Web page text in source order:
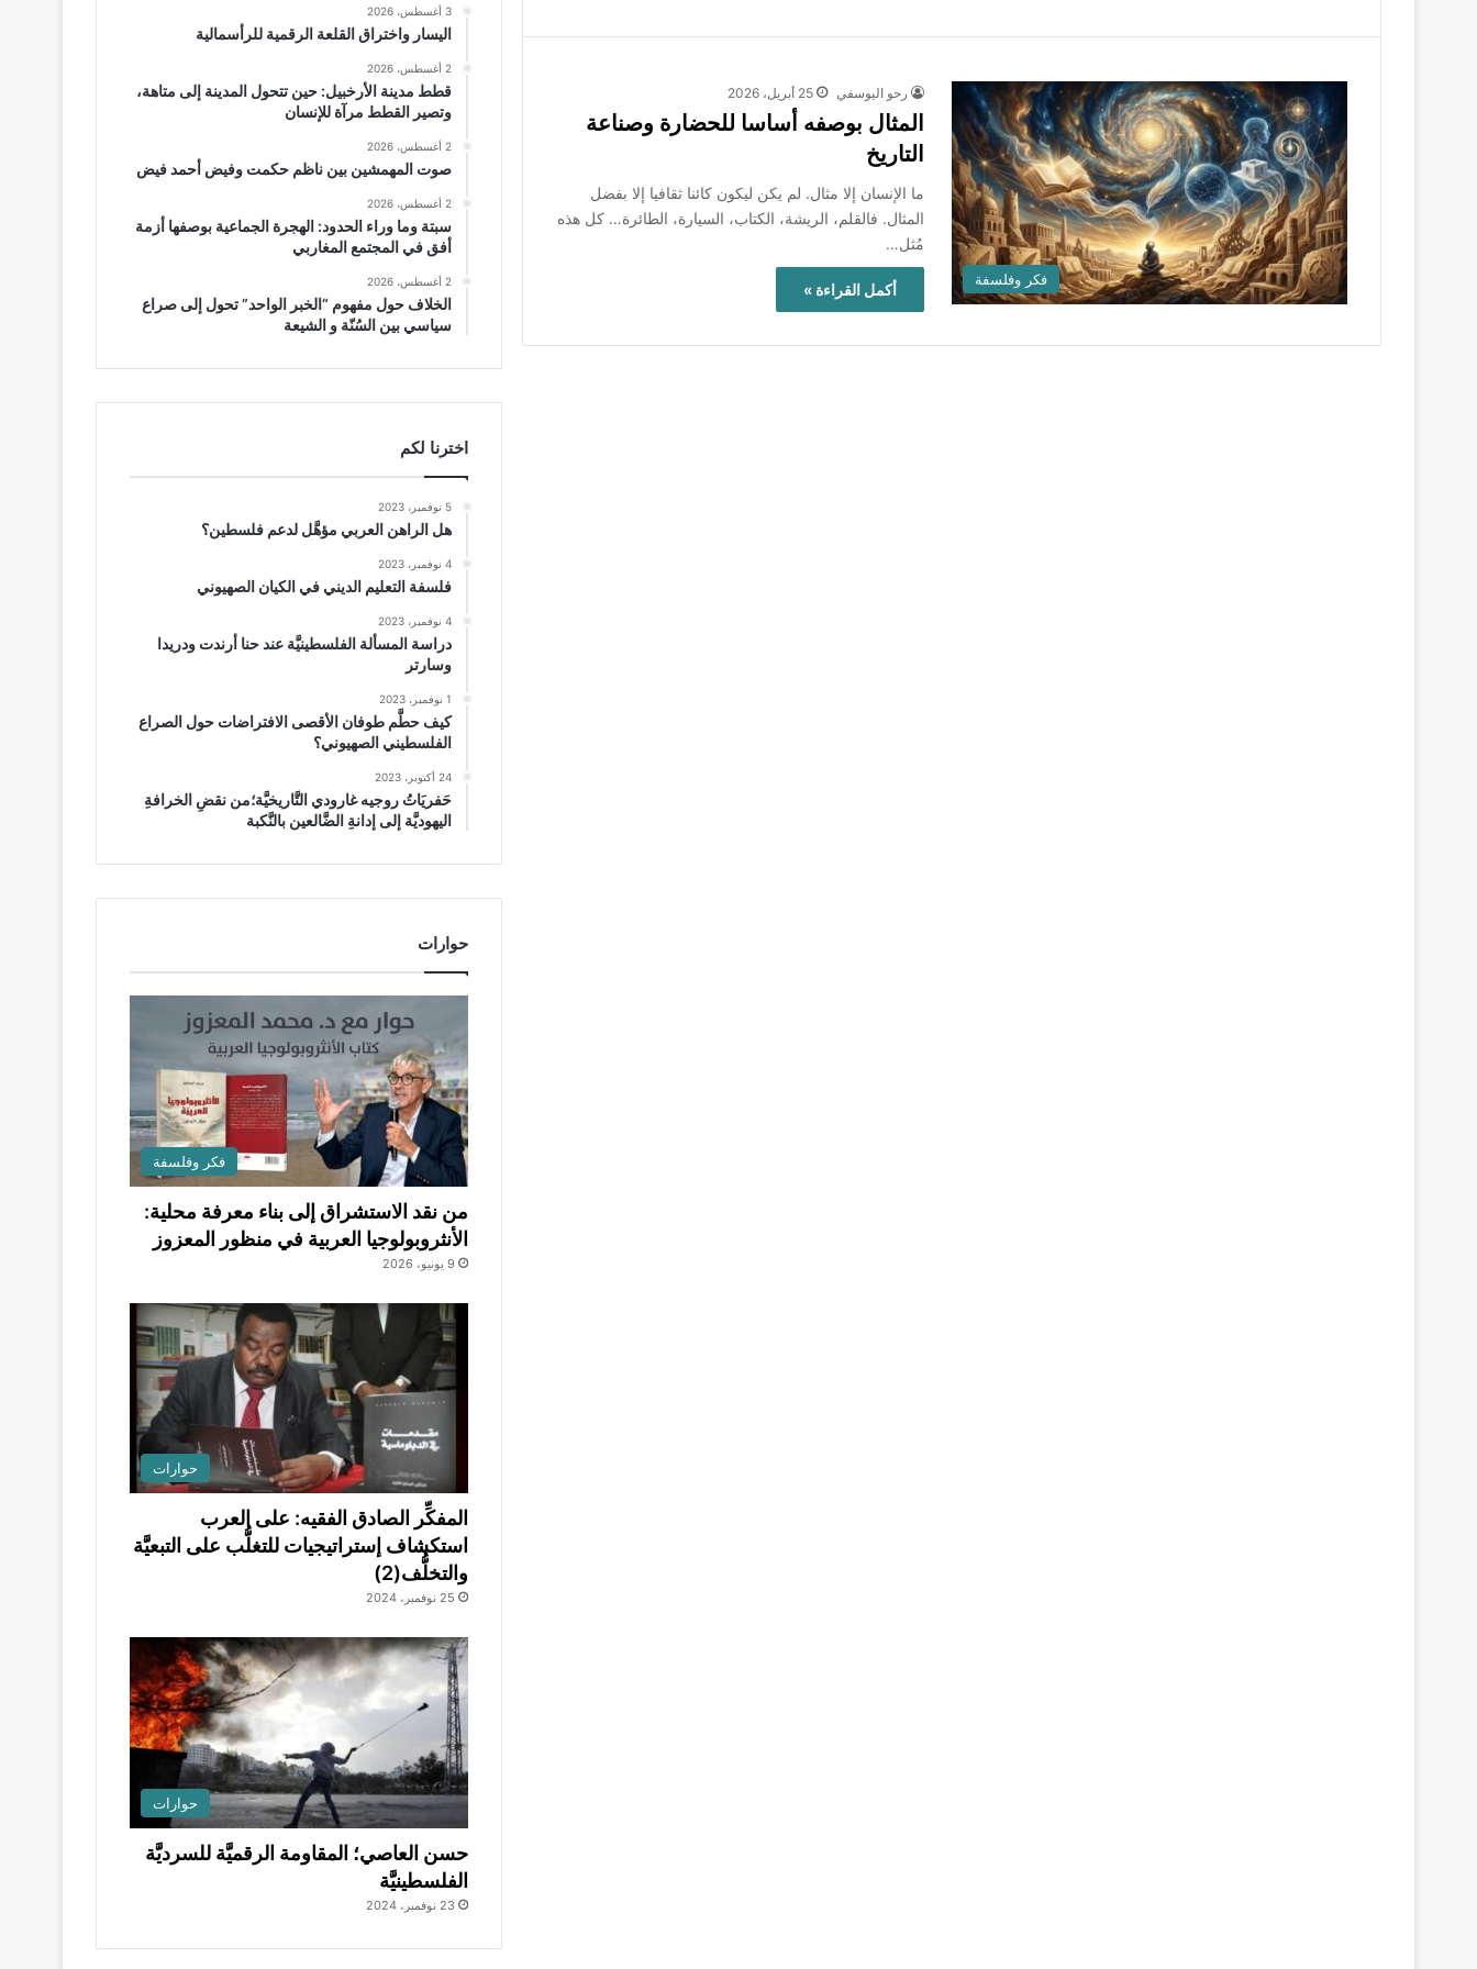
فكر وفلسفة
رحو اليوسفي 25 أبريل، 2026
المثال بوصفه أساسا للحضارة وصناعة
التاريخ
ما الإنسان إلا مثال. لم يكن ليكون كائنا ثقافيا إلا بفضل
المثال. فالقلم، الريشة، الكتاب، السيارة، الطائرة… كل هذه
مُثل…
أكمل القراءة »
3 أغسطس، 2026
اليسار واختراق القلعة الرقمية للرأسمالية
2 أغسطس، 2026
قطط مدينة الأرخبيل: حين تتحول المدينة إلى متاهة،
وتصير القطط مرآة للإنسان
2 أغسطس، 2026
صوت المهمشين بين ناظم حكمت وفيض أحمد فيض
2 أغسطس، 2026
سبتة وما وراء الحدود: الهجرة الجماعية بوصفها أزمة
أفق في المجتمع المغاربي
2 أغسطس، 2026
الخلاف حول مفهوم “الخبر الواحد” تحول إلى صراع
سياسي بين السُنّة و الشيعة
اخترنا لكم
5 نوفمبر، 2023
هل الراهن العربي مؤهَّل لدعم فلسطين؟
4 نوفمبر، 2023
فلسفة التعليم الديني في الكيان الصهيوني
4 نوفمبر، 2023
دراسة المسألة الفلسطينيَّة عند حنا أرندت ودريدا
وسارتر
1 نوفمبر، 2023
كيف حطَّم طوفان الأقصى الافتراضات حول الصراع
الفلسطيني الصهيوني؟
24 أكتوبر، 2023
حَفريَاتُ روجيه غارودي التَّاريخيَّة؛من نقضِ الخرافةِ
اليهوديَّة إلى إدانةِ الضَّالعين بالنَّكبة
حوارات
فكر وفلسفة
من نقد الاستشراق إلى بناء معرفة محلية:
الأنثروبولوجيا العربية في منظور المعزوز
9 يونيو، 2026
حوارات
المفكِّر الصادق الفقيه: على العرب
استكشاف إستراتيجيات للتغلُّب على التبعيَّة
والتخلُّف(2)
25 نوفمبر، 2024
حوارات
حسن العاصي؛ المقاومة الرقميَّة للسرديَّة
الفلسطينيَّة
23 نوفمبر، 2024